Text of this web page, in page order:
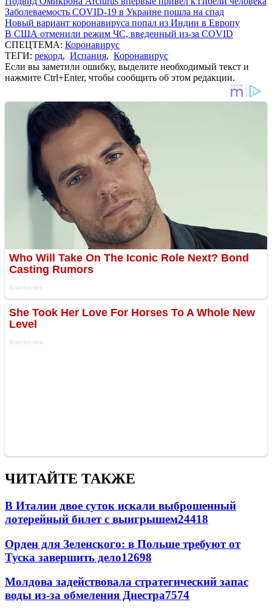
Заболеваемость COVID-19 в Украине пошла на спад
Новый вариант коронавируса попал из Индии в Европу
В США отменили режим ЧС, введенный из-за COVID
СПЕЦТЕМА: Коронавирус
ТЕГИ: рекорд, Испания, Коронавирус
Если вы заметили ошибку, выделите необходимый текст и
нажмите Ctrl+Enter, чтобы сообщить об этом редакции.
ЧИТАЙТЕ ТАКЖЕ
В Италии двое суток искали выброшенный
лотерейный билет с выигрышем24418
Орден для Зеленского: в Польше требуют от
Туска завершить дело12698
Молдова задействовала стратегический запас
воды из-за обмеления Днестра7574